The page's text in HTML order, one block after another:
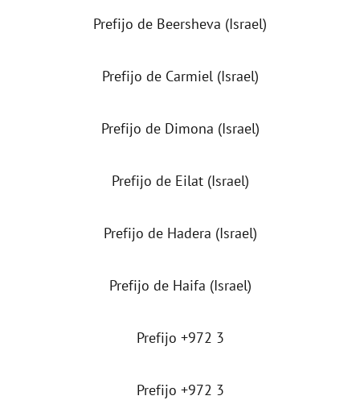
Prefijo de Beersheva (Israel)
Prefijo de Carmiel (Israel)
Prefijo de Dimona (Israel)
Prefijo de Eilat (Israel)
Prefijo de Hadera (Israel)
Prefijo de Haifa (Israel)
Prefijo +972 3
Prefijo +972 3